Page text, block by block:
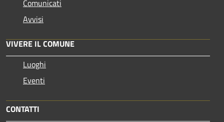
Comunicati
Avvisi
VIVERE IL COMUNE
Luoghi
Eventi
CONTATTI